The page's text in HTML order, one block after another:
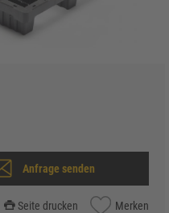
Anfrage senden
Seite drucken Merken